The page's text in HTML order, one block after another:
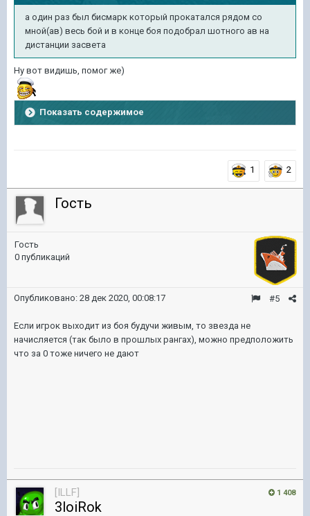
а один раз был бисмарк который прокатался рядом со
мной(ав) весь бой и в конце боя подобрал шотного ав на
дистанции засвета
Ну вот видишь, помог же)
Показать содержимое
1 2
Гость
Гость
0 публикаций
#5
Опубликовано: 28 дек 2020, 00:08:17
Если игрок выходит из боя будучи живым, то звезда не
начисляется (так было в прошлых рангах), можно предположить
что за 0 тоже ничего не дают
1 408
[ILLF]
3loiRok